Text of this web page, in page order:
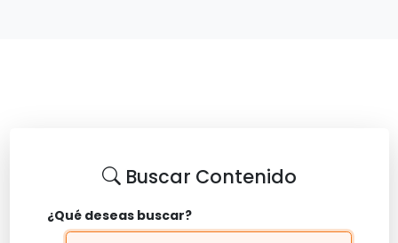
Buscar Contenido
¿Qué deseas buscar?